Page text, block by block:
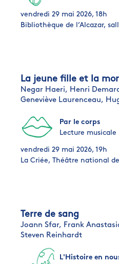
vendredi 29 mai 2026, 18h
Bibliothèque de l’Alcazar,
La jeune fille et la
Negar Haeri, Henri
Geneviève Laurenceau,
Par le corps
Lecture musicale
vendredi 29 mai 2026, 19h
La Criée, Théâtre national
Terre de sang
Joann Sfar, Frank
Steven Reinhardt
L'Histoire en